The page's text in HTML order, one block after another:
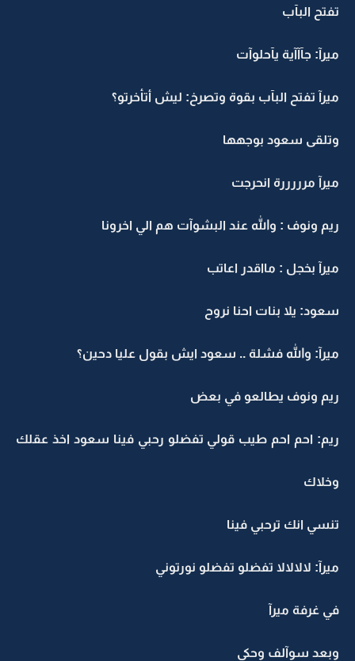
تفتح البآب
ميرآ: جآآآية يآحلوآت
ميرآ تفتح البآب بقوة وتصرخ: ليش أتأخرتو؟
وتلقى سعود بوجهها
ميرآ مرررررة انحرجت
ريم ونوف : والله عند البشوآت هم الي اخرونا
ميرآ بخجل : مااقدر اعاتب
سعود: يلا بنات احنا نروح
ميرآ: والله فشلة .. سعود ايش بقول عليا دحين؟
ريم ونوف يطالعو في بعض
ريم: احم احم طيب قولي تفضلو رحبي فينا سعود اخذ عقلك
وخلاك
تنسي انك ترحبي فينا
ميرآ: لالالالا تفضلو تفضلو نورتوني
في غرفة ميرآ
وبعد سوآلف وحكي